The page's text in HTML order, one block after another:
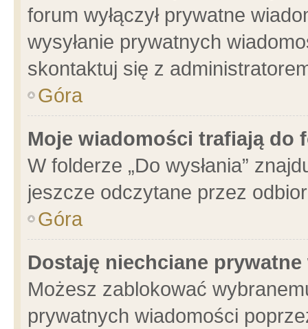
forum wyłączył prywatne
wysyłanie prywatnych
skontaktuj się z
Góra
Moje wiadomości trafiają do
W folderze „Do wysłania”
jeszcze odczytane przez
Góra
Dostaję niechciane
Możesz zablokować
prywatnych wiadomości